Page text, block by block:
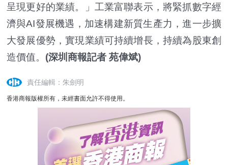
呈現更好的業績。」工業富聯表示，將緊抓數字經
濟與AI發展機遇，加速構建新質生產力，進一步擴
大發展優勢，實現業績可持續增長，持續為股東創
造價值。 (深圳商報記者 苑偉斌)
責任編輯：朱劍明
香港商報版權所有，未經書面允許不得使用。